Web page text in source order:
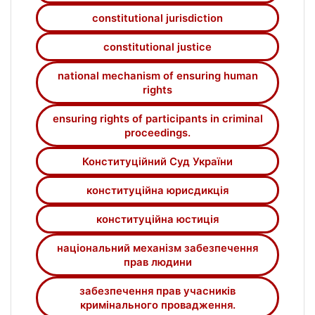
Конституційного Суду України у
національному механізмі забезпечення
прав учасників кримінального
провадження.
У статті визначено співвідношення понять
«конституційна юрисдикція» та
«конституційна юстиція» та обґрунтовано,
що конституційна юстиція є зовнішньою
формою конституційної юрисдикції, що
покликана забезпечувати незалежність і
ефективність конституційної юрисдикції у
виконанні нею своїх завдань. Встановлено,
що Конституційний Суд України бере
участь у забезпеченні прав учасників
кримінального провадження як
національного механізму забезпечення
прав учасників кримінального
провадження, роль Конституційного Суду
constitutional jurisdiction
constitutional justice
national mechanism of ensuring human
rights
ensuring rights of participants in criminal
proceedings.
Конституційний Суд України
конституційна юрисдикція
конституційна юстиція
національний механізм забезпечення
прав людини
забезпечення прав учасників
кримінального провадження.